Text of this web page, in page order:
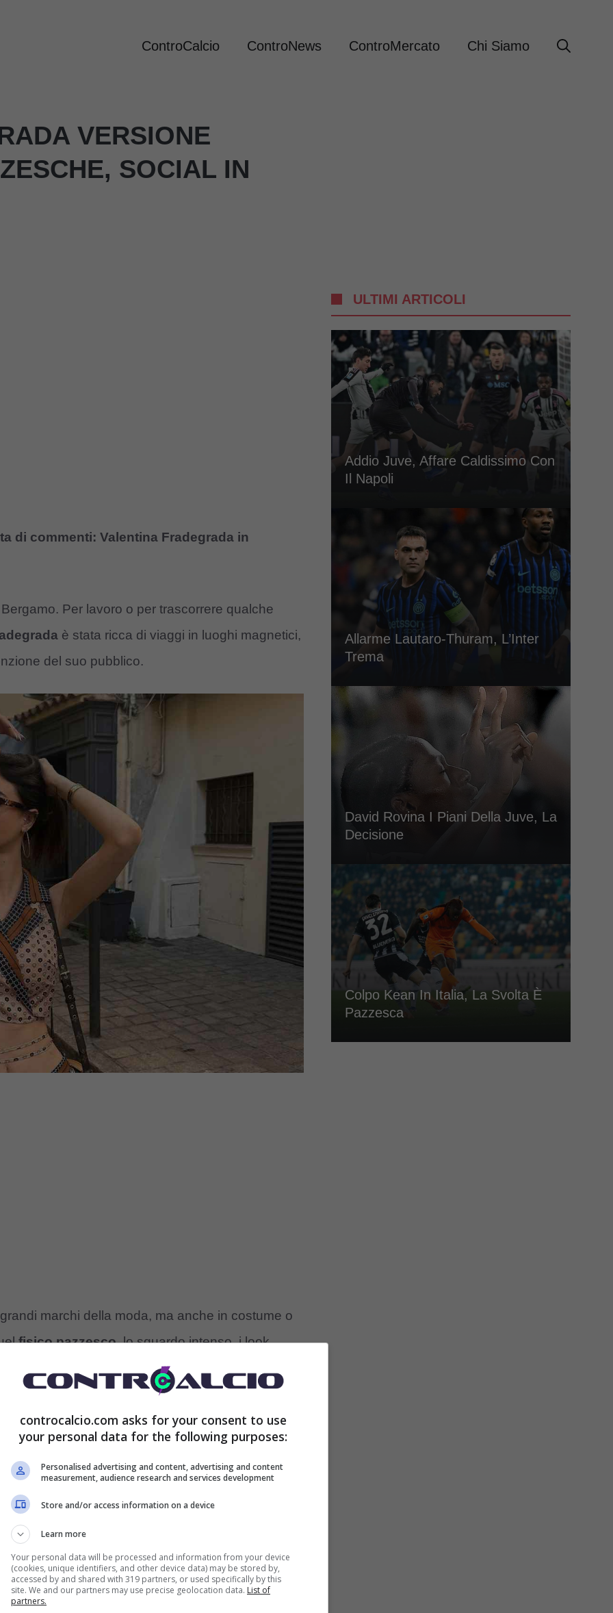
ControCalcio ControNews ControMercato Chi Siamo
VERSIONE
SOCIAL IN
di commenti: Valentina Fradegrada in
Per lavoro o per trascorrere qualche
è stata ricca di viaggi in luoghi magnetici,
del suo pubblico.
marchi della moda, ma anche in costume o
fisico pazzesco, lo sguardo intenso, i look
community che ormai ha toccato quota 3 milioni
po’ di tutto. Da influencer a imprenditrice, la
dato vita a progetti vincenti, con un occhio allo
danza, è passata alle arti marziali con ottimi
sportive ha sempre allenato un fisico
della moda. Un blog di successo, un marchio
cui mostra esperienze lavorative con
pagina Instagram, ma ciò che emerge è un fisico
ULTIMI ARTICOLI
Addio Juve, Affare Caldissimo Con
Il Napoli
Allarme Lautaro-Thuram, L’Inter
Trema
David Rovina I Piani Della Juve, La
Decisione
Colpo Kean In Italia, La Svolta È
Pazzesca
controcalcio.com asks for your consent to use
your personal data for the following purposes:
Personalised advertising and content, advertising and content
measurement, audience research and services development
Store and/or access information on a device
Learn more
Your personal data will be processed and information from your device
(cookies, unique identifiers, and other device data) may be stored by,
accessed by and shared with 319 partners, or used specifically by this
site. We and our partners may use precise geolocation data. List of
partners.